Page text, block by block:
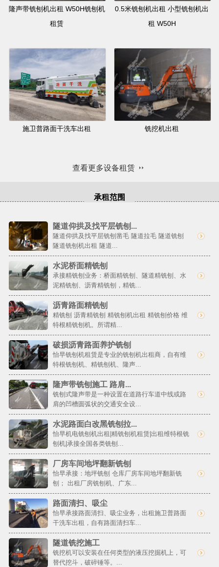
隆声带铣刨机出租 W50H铣刨机
租赁
0.5米铣刨机出租 小型铣刨机出
租 W50H
施卫普路面干洗车出租 铣挖机出租
查看更多设备租赁
承租范围
隧道仰拱及找平层铣刨...
隧道仰拱及找平层铣刨凿毛 隧道拉毛 隧道铣刨
隧道铣刨机出租 隧道...
水泥桥面精铣刨
承接精铣刨业务：桥面精铣刨、隧道精铣刨、水
泥精铣刨、沥青精铣刨，精铣...
沥青路面精铣刨
精铣刨 沥青精铣刨 精铣刨机出租 精铣刨价格 维
特根精铣刨机。所谓精...
破损沥青路面养护铣刨
怡早铣刨机租赁是专业的铣刨机出租商，自有维
特根铣刨机、精铣刨机、隆声...
隆声带铣刨施工 路肩...
铣刨式隆声带是一种设置在道路行车道中线或路
肩的凹槽圆弧状的交通安全设...
水泥路面白改黑铣刨拉...
怡早机电铣刨机出租|精铣刨机租赁|出租维特根铣
刨机|承接全国各类铣刨...
厂房车间地坪翻新铣刨
怡早承接：地坪铣刨 仓库厂房车间地坪翻新铣
刨； 出租厂房铣刨机、广东...
路面清扫、吸尘
怡早承接路面清扫、吸尘业务，出租施卫普路面
干洗车出租，自有路面清扫车...
隧道铣挖施工
铣挖机可以安装在任何类型的液压挖掘机上，可
替代挖斗，破碎锤等。...